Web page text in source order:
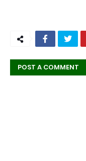
POST A COMMENT